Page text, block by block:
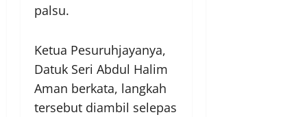
palsu.
Ketua Pesuruhjayanya,
Datuk Seri Abdul Halim
Aman berkata, langkah
tersebut diambil selepas